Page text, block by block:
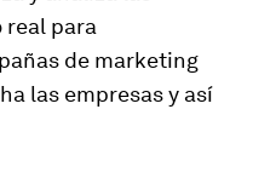
real para
de marketing
las empresas y así